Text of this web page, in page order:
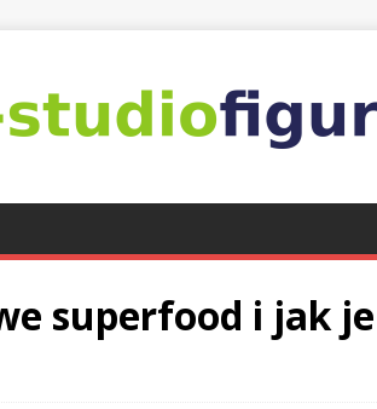
superfood i jak je